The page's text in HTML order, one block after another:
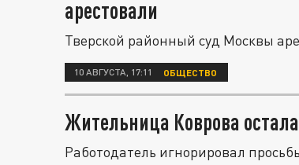
арестовали
Тверской районный суд Москвы
10 АВГУСТА, 17:11 ОБЩЕСТВО
Жительница Коврова
Работодатель игнорировал